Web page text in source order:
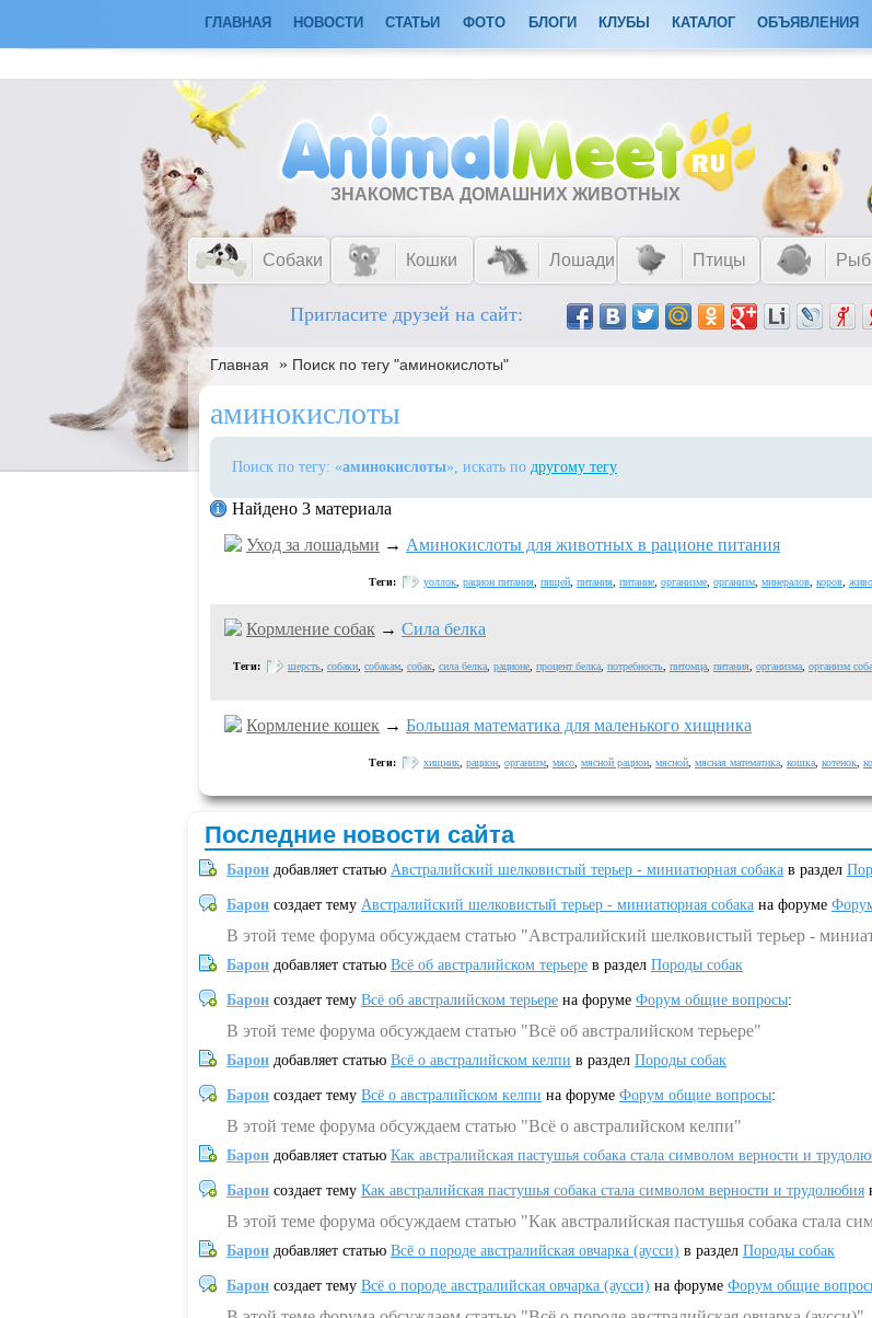
ГЛАВНАЯ НОВОСТИ СТАТЬИ ФОТО БЛОГИ КЛУБЫ КАТАЛОГ ОБЪЯВЛЕНИЯ
ЗНАКОМСТВА ДОМАШНИХ ЖИВОТНЫХ
Собаки Кошки Лошади Птицы
Пригласите друзей на сайт:
Главная » Поиск по тегу "аминокислоты"
аминокислоты
Поиск по тегу: «аминокислоты», искать по другому тегу
Найдено 3 материала
Уход за лошадьми → Аминокислоты для животных в рационе питания
Теги: уоллок рацион питания пищей питания питание организме организм минералов коров
Кормление собак → Сила белка
Теги: шерсть собаки собакам собак сила белка рационе процент белка потребность питомца питания организма организм
Кормление кошек → Большая математика для маленького хищника
Теги: хищник рацион организм мясо мясной рацион мясной мясная математика кошка котенок
Последние новости сайта
Барон добавляет статью Австралийский шелковистый терьер - миниатюрная собака в раздел
Барон создает тему Австралийский шелковистый терьер - миниатюрная собака на форуме
В этой теме форума обсуждаем статью "Австралийский шелковистый терьер -
Барон добавляет статью Всё об австралийском терьере в раздел Породы собак
Барон создает тему Всё об австралийском терьере на форуме Форум общие вопросы:
В этой теме форума обсуждаем статью "Всё об австралийском терьере"
Барон добавляет статью Всё о австралийском келпи в раздел Породы собак
Барон создает тему Всё о австралийском келпи на форуме Форум общие вопросы:
В этой теме форума обсуждаем статью "Всё о австралийском келпи"
Барон добавляет статью Как австралийская пастушья собака стала символом верности и
Барон создает тему Как австралийская пастушья собака стала символом верности и трудолюбия
В этой теме форума обсуждаем статью "Как австралийская пастушья собака стала
Барон добавляет статью Всё о породе австралийская овчарка (аусси) в раздел Породы собак
Барон создает тему Всё о породе австралийская овчарка (аусси) на форуме Форум общие